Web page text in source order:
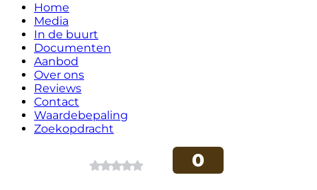
Home
Media
In de buurt
Documenten
Aanbod
Over ons
Reviews
Contact
Waardebepaling
Zoekopdracht